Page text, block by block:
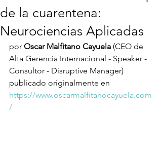
de la cuarentena:
Neurociencias Aplicadas
por Oscar Malfitano Cayuela (CEO de
Alta Gerencia Internacional - Speaker -
Consultor - Disruptive Manager)
publicado originalmente en
https://www.oscarmalfitanocayuela.com
/